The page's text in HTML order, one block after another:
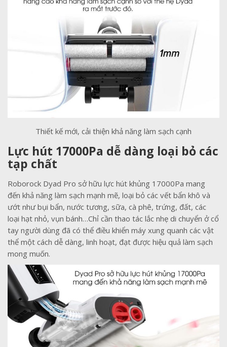
Thiết kế mới, cải thiện khả năng làm sạch cạnh
Lực hút 17000Pa dễ dàng loại bỏ các
tạp chất
Roborock Dyad Pro sở hữu lực hút khủng 17000Pa mang
đến khả năng làm sạch mạnh mẽ, loại bỏ các vết bẩn khô và
ướt như bụi bẩn, nước tương, sữa, cà phê, trứng, đất, các
loại hạt nhỏ, vụn bánh…Chỉ cần thao tác lắc nhẹ di chuyển ở cổ
tay người dùng đã có thể điều khiển máy xung quanh các vật
thể một cách dễ dàng, linh hoạt, đạt được hiệu quả làm sạch
mong muốn.